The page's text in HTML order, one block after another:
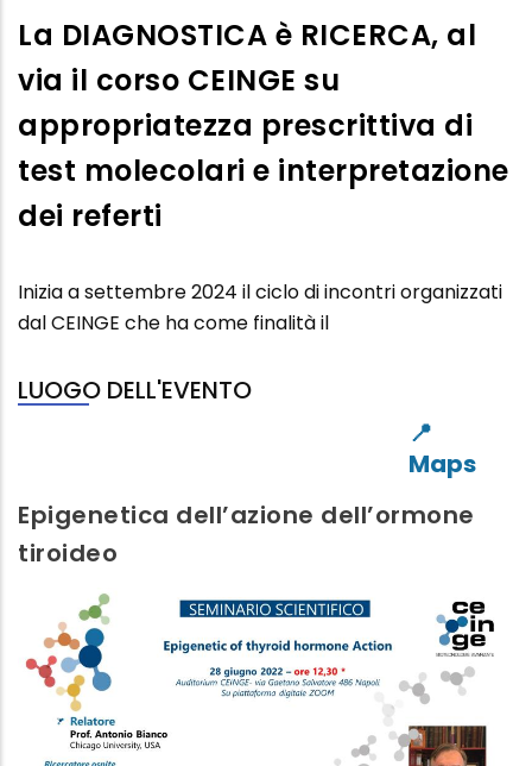
La DIAGNOSTICA è RICERCA, al
via il corso CEINGE su
appropriatezza prescrittiva di
test molecolari e interpretazione
dei referti
Inizia a settembre 2024 il ciclo di incontri organizzati
dal CEINGE che ha come finalità il
LUOGO DELL'EVENTO
Epigenetica dell’azione dell’ormone
tiroideo